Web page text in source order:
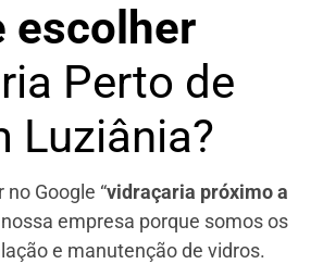
escolher
Perto de
Luziânia?
Google “vidraçaria próximo a
empresa porque somos os
e manutenção de vidros.